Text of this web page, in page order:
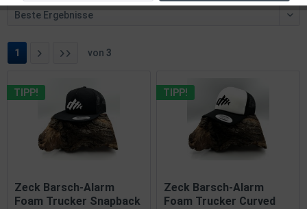
1 von 3
TIPP!
Zeck Barsch-Alarm
Foam Trucker Snapback
TIPP!
Zeck Barsch-Alarm
Foam Trucker Curved